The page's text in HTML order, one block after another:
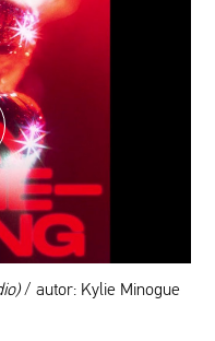
/ autor: Kylie Minogue
DODAJ TEN FILM DO PLAYLISTY